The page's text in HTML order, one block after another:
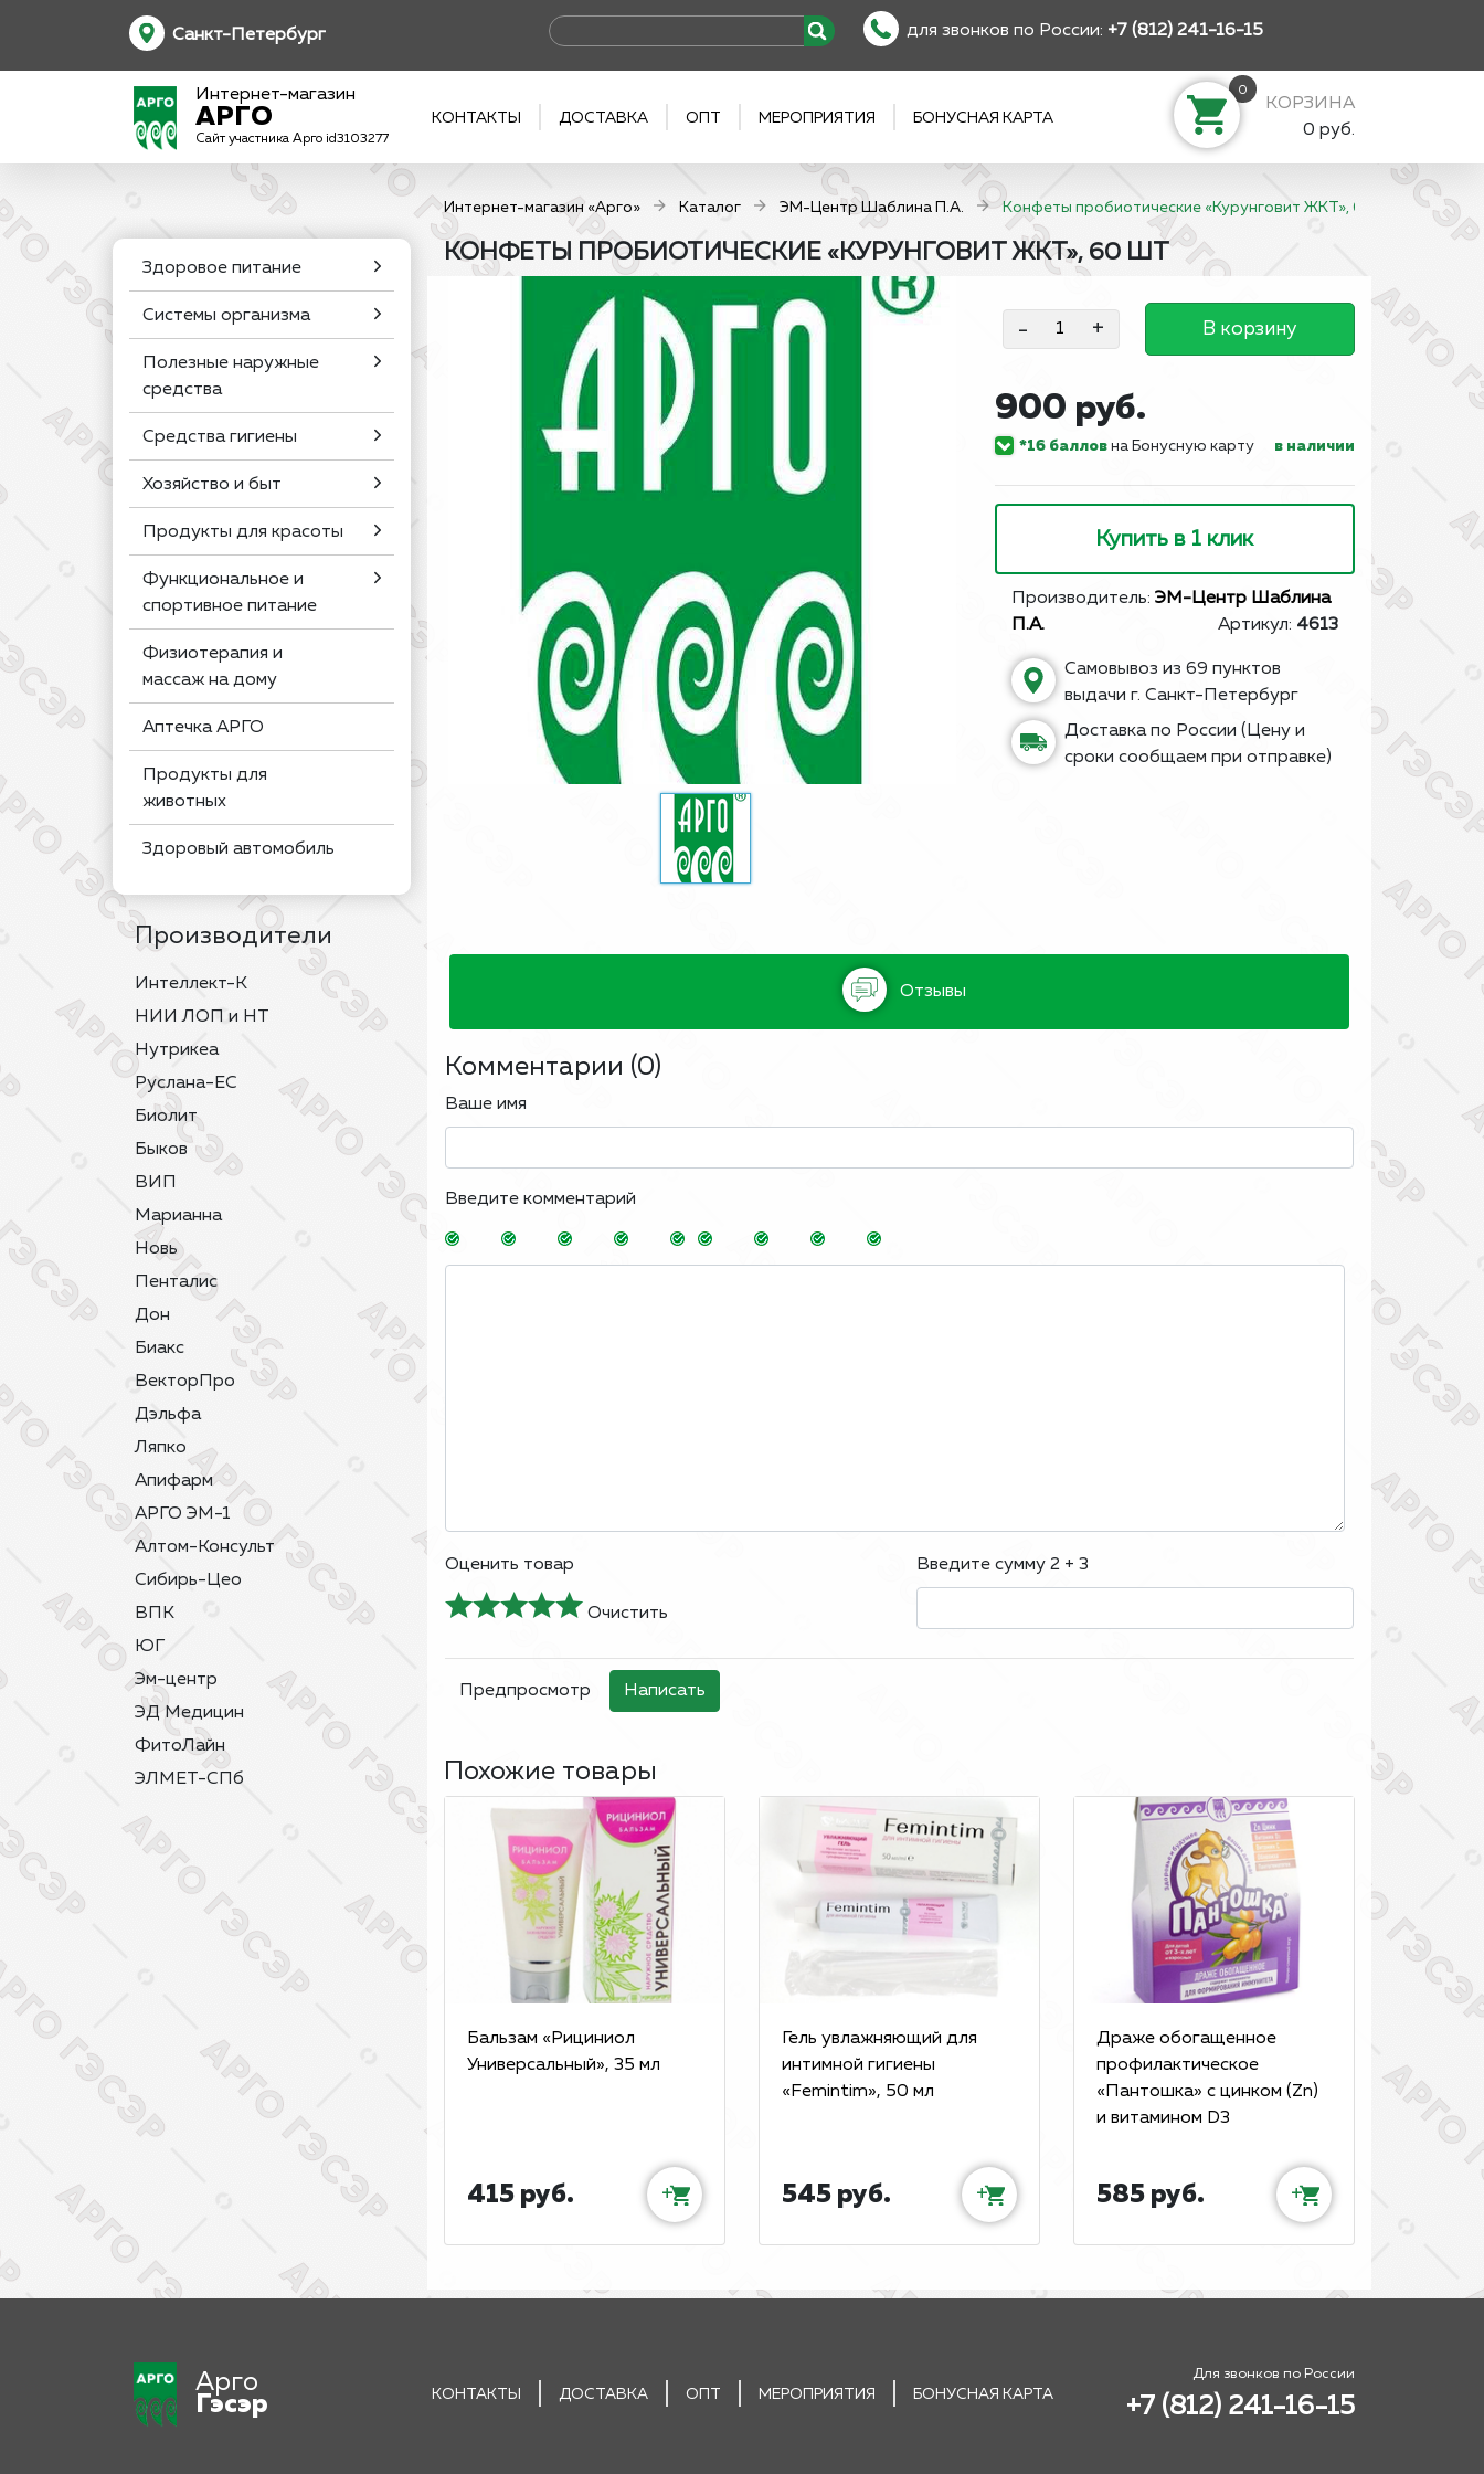
Санкт-Петербург для звонков по России: +7 (812) 241-16-15
Интернет-магазин
АРГО
Сайт участника Арго id3103277
КОНТАКТЫ ДОСТАВКА ОПТ МЕРОПРИЯТИЯ БОНУСНАЯ КАРТА
0
КОРЗИНА
0 руб.
Интернет-магазин «Арго» Каталог ЭМ-Центр Шаблина П.А. Конфеты пробиотические «Курунговит ЖКТ», 60 шт
Здоровое питание
Системы организма
Полезные наружные
средства
Средства гигиены
Хозяйство и быт
Продукты для красоты
Функциональное и
спортивное питание
Физиотерапия и
массаж на дому
Аптечка АРГО
Продукты для
животных
Здоровый автомобиль
Производители
Интеллект-К
НИИ ЛОП и НТ
Нутрикеа
Руслана-ЕС
Биолит
Быков
ВИП
Марианна
Новь
Пенталис
Дон
Биакс
ВекторПро
Дэльфа
Ляпко
Апифарм
АРГО ЭМ-1
Алтом-Консульт
Сибирь-Цео
ВПК
ЮГ
Эм-центр
ЭД Медицин
ФитоЛайн
ЭЛМЕТ-СПб
КОНФЕТЫ ПРОБИОТИЧЕСКИЕ «КУРУНГОВИТ ЖКТ», 60 ШТ
- + В корзину
900 руб.
*16 балловна Бонусную карту в наличии
Купить в 1 клик
Производитель: ЭМ-Центр Шаблина
П.А.
Артикул: 4613
Самовывоз из 69 пунктов
выдачи г. Санкт-Петербург
Доставка по России (Цену и
сроки сообщаем при отправке)
Отзывы
Комментарии (0)
Ваше имя
Введите комментарий
-
-
Оценить товар
Очистить
Введите сумму 2 + 3
Похожие товары
Бальзам «Рициниол
Универсальный», 35 мл
415 руб. +
Гель увлажняющий для
интимной гигиены
«Femintim», 50 мл
545 руб. +
Драже обогащенное
профилактическое
«Пантошка» с цинком (Zn)
и витамином D3
585 руб. +
Арго
Гэсэр
КОНТАКТЫ ДОСТАВКА ОПТ МЕРОПРИЯТИЯ БОНУСНАЯ КАРТА
Для звонков по России
+7 (812) 241-16-15